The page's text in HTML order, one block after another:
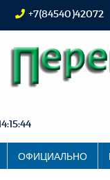
+7(84540)42072
ОФИЦИАЛЬНО